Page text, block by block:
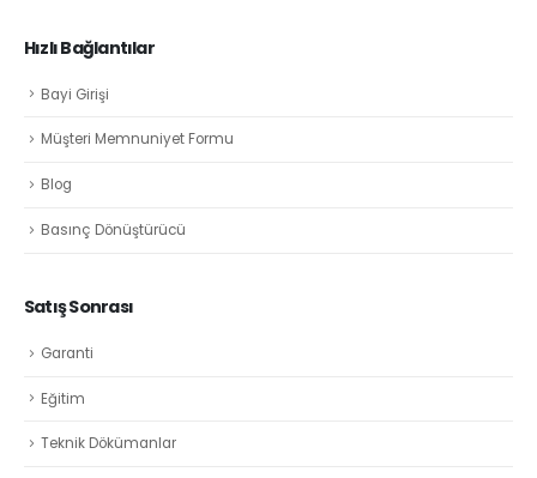
Hızlı Bağlantılar
Bayi Girişi
Müşteri Memnuniyet Formu
Blog
Basınç Dönüştürücü
Satış Sonrası
Garanti
Eğitim
Teknik Dökümanlar